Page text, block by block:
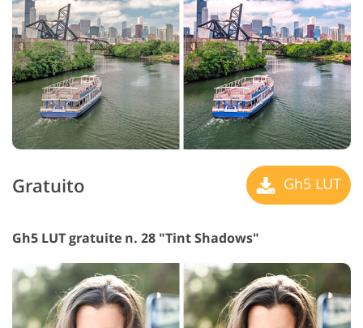
Gratuito Gh5 LUT
Gh5 LUT gratuite n. 28 "Tint Shadows"